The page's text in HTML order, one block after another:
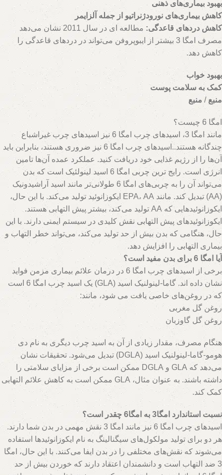
بهبود بیماری‌های ذهنی
کاهش بیماری‌های نورودژنراتیو از جمله آلزایمر
کاهش دردهای قاعدگی:
مطالعه ای در سال 2011 نشان می‌دهد
مصرف امگا 3 بیشتر از ایبوپروفن می‌تواند در دردهای قاعدگی را
کاهش دهد.
بهبود خواب
کمک به سلامت پوست
منبع / منبع
امگا 6 چیست؟
مانند امگا 3، اسیدهای چرب امگا 6 نیز اسیدهای چرب غیراشباع
چندگانه هستند..اسیدهای چرب امگا 6 نیز ضروری هستند، بنابراین باید
آن‌ها را از رژیم غذایی خود دریافت کنید. عملکرد عمده آن‌ها تامین
انرژی است. رایج ترین چربی امگا 6 اسید لینولئیک است که بدن
می‌تواند آن را به چربی‌های امگا 6 طولانی‌تر مانند اسید آراشیدونیک
(AA) تبدیل کند. مانند EPA، AA ایکوزانوئید تولید می‌کند. با این حال،
ایکوزانوئیدهایی که AA تولید می‌کند، بیشتر پیش التهابی هستند.
ایکوزانوئیدهای پیش التهابی نقش کلیدی در سیستم ایمنی دارند. با این
حال، هنگامی که بدن بیش از حد تولید می‌کند، می‌تواند خطر التهاب و
بیماری التهابی را افزایش دهد.
آیا امگا 6 برای بدن مفید است؟
برخی از اسیدهای چرب امگا 6 در درمان علائم بیماری مزمن فواید
نشان داده اند. گاما-لینولنیک اسید (GLA) یک اسید چرب امگا 6 است
که در روغن‌های خاصی یافت می شود، مانند:
روغن گل مغربی
روغن گل گاوزبان
هنگام مصرف، مقدار زیادی از آن به اسید چرب دیگری به نام دی
هومو-گاما-لینولنیک اسید (DGLA) تبدیل می‌شود. تحقیقات نشان
می‌دهد که GLA و DGLA ممکن است برخی از مزایای سلامتی را
داشته باشند. به عنوان مثال، GLA ممکن است به کاهش علائم التهابی
کمک کند.
نسبت استاندارد امگا3 به امگا6 چقدر است؟
اسیدهای چرب امگا 6 نیز مانند امگا 3 نقش مهمی در بدن شما دارند.
هر دو برای تولید مولکول‌های سیگنالینگ به نام ایکوزانوئیدها استفاده
می‌شوند که نقش‌های مختلفی را در بدن ایفا می‌کنند. با این حال، امگا
3 ضد التهاب است و دانشمندان اعتقاد دارند که خوردن بیش از حد
hs=8dbe41c5dd70bdc570fc0b2b937a1372&
hs=2c0f2e8f5a4de9215b2b0281208d60c3&